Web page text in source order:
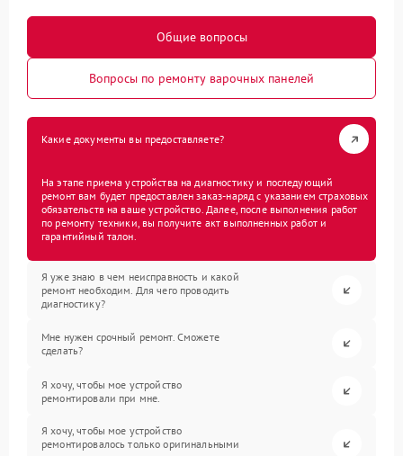
Общие вопросы
Вопросы по ремонту варочных панелей
Какие документы вы предоставляете?
На этапе приема устройства на диагностику и последующий
ремонт вам будет предоставлен заказ-наряд с указанием страховых
обязательств на ваше устройство. Далее, после выполнения работ
по ремонту техники, вы получите акт выполненных работ и
гарантийный талон.
Я уже знаю в чем неисправность и какой
ремонт необходим. Для чего проводить
диагностику?
Мне нужен срочный ремонт. Сможете
сделать?
Я хочу, чтобы мое устройство
ремонтировали при мне.
Я хочу, чтобы мое устройство
ремонтировалось только оригинальными